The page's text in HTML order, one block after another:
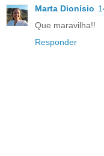
Marta Dionísio
Que maravilha!!
Responder